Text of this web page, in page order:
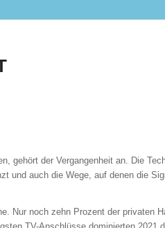
gehört der Vergangenheit an. Die
und auch die Wege, auf denen die
Nur noch zehn Prozent der privaten